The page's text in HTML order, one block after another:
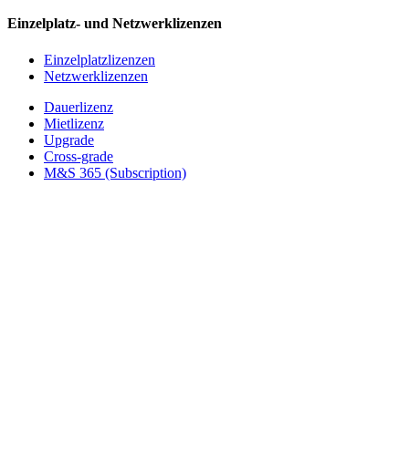
Einzelplatz- und Netzwerklizenzen
Einzelplatzlizenzen
Netzwerklizenzen
Dauerlizenz
Mietlizenz
Upgrade
Cross-grade
M&S 365 (Subscription)